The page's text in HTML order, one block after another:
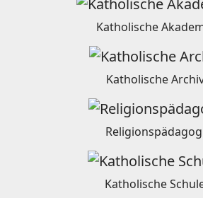
Katholische
Katholische
Katholische